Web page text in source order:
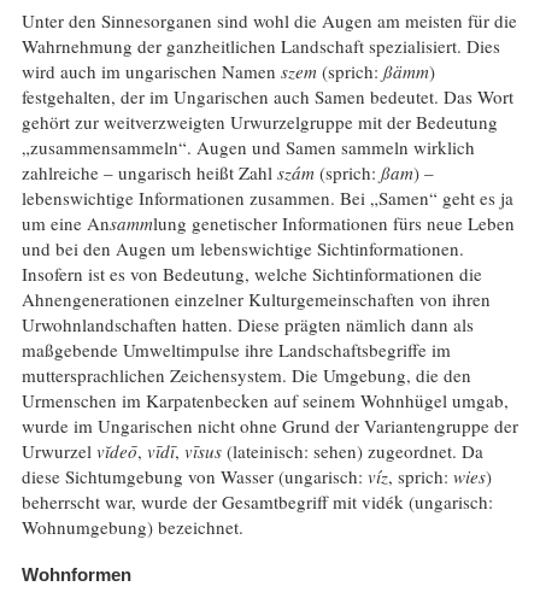
Unter den Sinnesorganen sind wohl die Augen am meisten für die
Wahrnehmung der ganzheitlichen Landschaft spezialisiert. Dies
wird auch im ungarischen Namen szem(sprich: ßämm)
festgehalten, der im Ungarischen auch Samen bedeutet. Das Wort
gehört zur weitverzweigten Urwurzelgruppe mit der Bedeutung
„zusammensammeln“. Augen und Samen sammeln wirklich
zahlreiche – ungarisch heißt Zahl szám(sprich: ßam) –
lebenswichtige Informationen zusammen. Bei „Samen“ geht es ja
um eine Ansammlung genetischer Informationen fürs neue Leben
und bei den Augen um lebenswichtige Sichtinformationen.
Insofern ist es von Bedeutung, welche Sichtinformationen die
Ahnengenerationen einzelner Kulturgemeinschaften von ihren
Urwohnlandschaften hatten. Diese prägten nämlich dann als
maßgebende Umweltimpulse ihre Landschaftsbegriffe im
muttersprachlichen Zeichensystem. Die Umgebung, die den
Urmenschen im Karpatenbecken auf seinem Wohnhügel umgab,
wurde im Ungarischen nicht ohne Grund der Variantengruppe der
Urwurzel vĭdeō, vīdī, vīsus(lateinisch: sehen) zugeordnet. Da
diese Sichtumgebung von Wasser (ungarisch: víz, sprich: wies)
beherrscht war, wurde der Gesamtbegriff mit vidék (ungarisch:
Wohnumgebung) bezeichnet.
Wohnformen